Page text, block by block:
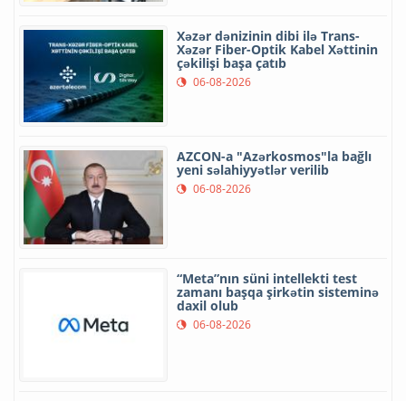
Xəzər dənizinin dibi ilə Trans-
Xəzər Fiber-Optik Kabel Xəttinin
çəkilişi başa çatıb
06-08-2026
AZCON-a "Azərkosmos"la bağlı
yeni səlahiyyətlər verilib
06-08-2026
“Meta”nın süni intellekti test
zamanı başqa şirkətin sisteminə
daxil olub
06-08-2026